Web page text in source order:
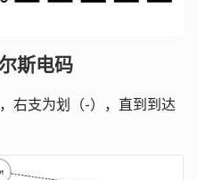
斯电码
右支为划（-），直到到达